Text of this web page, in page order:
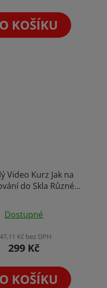
KOŠÍKU
Video Kurz Jak na
do Skla Různé
Laserové
Školení na Rytí do
Dostupné
Kč bez DPH
299 Kč
KOŠÍKU